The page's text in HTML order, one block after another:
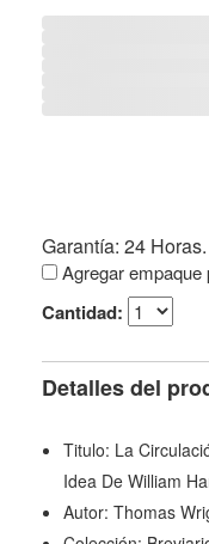
Garantía: 24 Horas.
Agregar empaque
Cantidad:
Detalles del
Titulo: La
Idea De William
Autor: Thomas